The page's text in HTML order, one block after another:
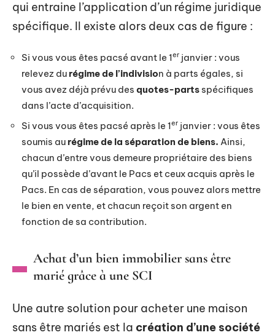
qui entraine l’application d’un régime juridique
spécifique. Il existe alors deux cas de figure :
Si vous vous êtes pacsé avant le 1er janvier : vous
relevez durégime de l’indivision à parts égales, si
vous avez déjà prévu des quotes-parts spécifiques
dans l’acte d’acquisition.
Si vous vous êtes pacsé après le 1er janvier : vous êtes
soumis aurégime de la séparation de biens. Ainsi,
chacun d’entre vous demeure propriétaire des biens
qu’il possède d’avant le Pacs et ceux acquis après le
Pacs. En cas de séparation, vous pouvez alors mettre
le bien en vente, et chacun reçoit son argent en
fonction de sa contribution.
Achat d’un bien immobilier sans être
marié grâce à une SCI
Une autre solution pour acheter une maison
sans être mariés est la création d’une société